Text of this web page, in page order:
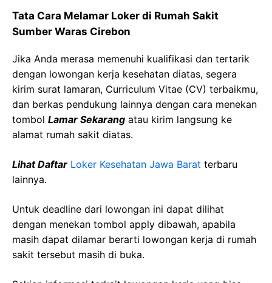
Tata Cara Melamar Loker di Rumah Sakit
Sumber Waras Cirebon
Jika Anda merasa memenuhi kualifikasi dan tertarik
dengan lowongan kerja kesehatan diatas, segera
kirim surat lamaran, Curriculum Vitae (CV) terbaikmu,
dan berkas pendukung lainnya dengan cara menekan
tombol Lamar Sekarang atau kirim langsung ke
alamat rumah sakit diatas.
Lihat Daftar Loker Kesehatan Jawa Barat terbaru
lainnya.
Untuk deadline dari lowongan ini dapat dilihat
dengan menekan tombol apply dibawah, apabila
masih dapat dilamar berarti lowongan kerja di rumah
sakit tersebut masih di buka.